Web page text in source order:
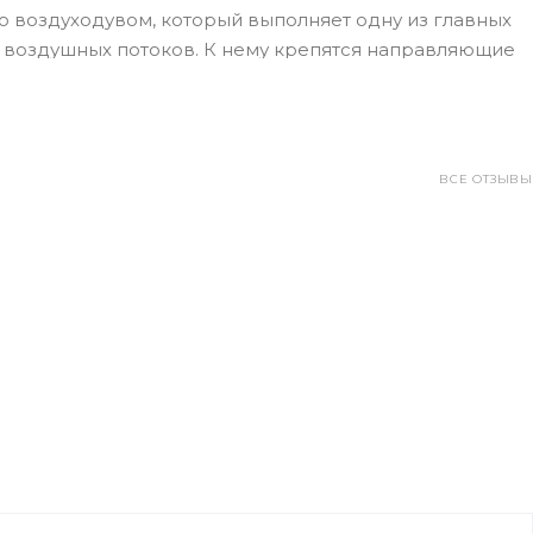
который выполняет одну из главных
потоков. К нему крепятся направляющие
ВСЕ ОТЗЫВЫ